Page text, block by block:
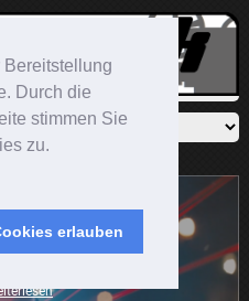
Durch die
stimmen Sie
zu.
erlauben